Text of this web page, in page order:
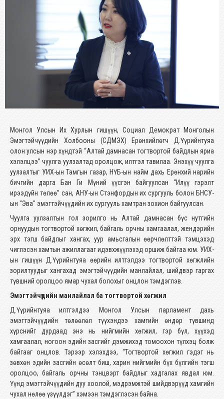
Монгол Улсын Их Хурлын гишүүн, Социал Демократ Монголын
Эмэгтэйчүүдийн Холбооны (СДМЭХ) Ерөнхийлөгч Д.Үүрийнтуяа
олон улсын нэр хүндтэй “Алтай дамнасан тогтвортой байдлын яриа
хэлэлцээ” чуулга уулзалтад оролцож, илтгэл тавилаа. Энэхүү чуулга
уулзалтыг УИХ-ын Тамгын газар, НҮБ-ын найм дахь Ерөнхий нарийн
бичгийн дарга Бан Ги Мүний үүсгэн байгуулсан “Илүү гэрэлт
ирээдүйн төлөө” сан, АНУ-ын Стэнфордын их сургууль болон БНСУ-
ын "Эва" эмэгтэйчүүдийн их сургууль хамтран зохион байгуулсан.
Чуулга уулзалтын гол зорилго нь Алтай дамнасан бүс нутгийн
орнуудын тогтвортой хөгжил, байгаль орчны хамгаалал, жендэрийн
эрх тэгш байдлыг хангах, уур амьсгалын өөрчлөлттэй тэмцэхэд
чиглэсэн хамтын ажиллагааг идэвхжүүлэхэд оршиж байгаа юм. УИХ-
ын гишүүн Д.Үүрийнтуяа өөрийн илтгэлдээ тогтвортой хөгжлийн
зорилтуудыг хангахад эмэгтэйчүүдийн манлайлал, шийдвэр гаргах
түвшний оролцоо ямар чухал болохыг онцлон тэмдэглэв.
Эмэгтэйчүүдийн манлайлал ба тогтвортой хөгжил
Д.Үүрийнтуяа илтгэлдээ Монгол Улсын парламент дахь
эмэгтэйчүүдийн төлөөлөл түүхэндээ хамгийн өндөр түвшинд
хүрснийг дурдаад энэ нь нийгмийн хөгжил, гэр бүл, хүүхэд
хамгаалал, ногоон эдийн засгийг дэмжихэд томоохон түлхэц болж
байгааг онцлов. Тэрээр хэлэхдээ, “Тогтвортой хөгжил гэдэг нь
зөвхөн эдийн засгийн өсөлт биш, харин нийгмийн бүх бүлгийн тэгш
оролцоо, байгаль орчны тэнцвэрт байдлыг хадгалах явдал юм.
Үүнд эмэгтэйчүүдийн дуу хоолой, мэдрэмжтэй шийдвэрүүд хамгийн
чухал нөлөө үзүүлдэг” хэмээн тэмдэглэсэн байна.